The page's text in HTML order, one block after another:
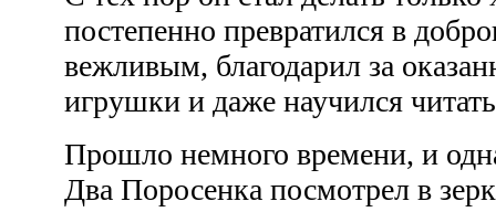
постепенно превратился в
вежливым, благодарил за
игрушки и даже научился
Прошло немного времени, и
Два Поросенка посмотрел в